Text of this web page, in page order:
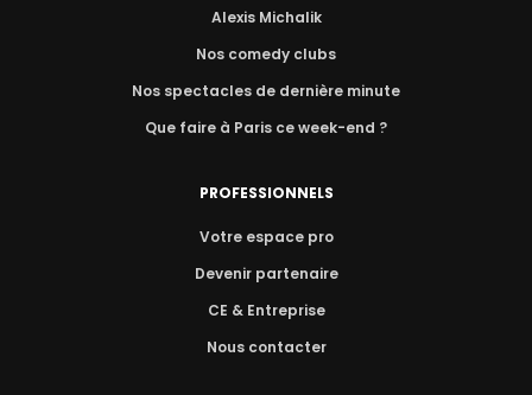
Alexis Michalik
Nos comedy clubs
Nos spectacles de dernière minute
Que faire à Paris ce week-end ?
PROFESSIONNELS
Votre espace pro
Devenir partenaire
CE & Entreprise
Nous contacter